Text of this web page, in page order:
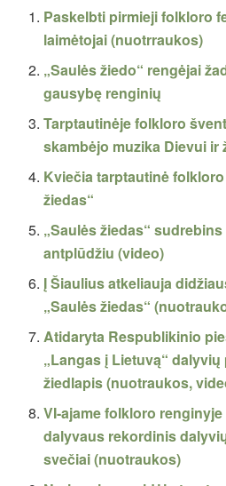
Paskelbti pirmieji folkloro
laimėtojai (nuotrraukos)
„Saulės žiedo“ rengėjai
gausybę renginių
Tarptautinėje folkloro
skambėjo muzika Dievui ir
Kviečia tarptautinė
žiedas“
„Saulės žiedas“
antplūdžiu (video)
Į Šiaulius atkeliauja
„Saulės žiedas“
Atidaryta Respublikinio
„Langas į Lietuvą“
žiedlapis (nuotraukos,
VI-ajame folkloro renginyje
dalyvaus rekordinis
svečiai (nuotraukos)